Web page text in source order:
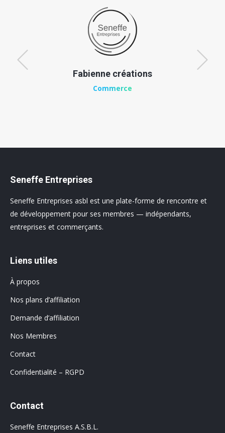
Fabienne créations
Commerce
Seneffe Entreprises
Seneffe Entreprises asbl est une plate-forme de rencontre et
de développement pour ses membres — indépendants,
entreprises et commerçants.
Liens utiles
À propos
Nos plans d’affiliation
Demande d’affiliation
Nos Membres
Contact
Confidentialité – RGPD
Contact
Seneffe Entreprises A.S.B.L.